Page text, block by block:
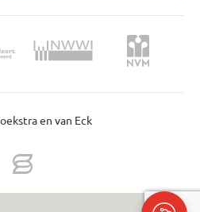
en van Eck